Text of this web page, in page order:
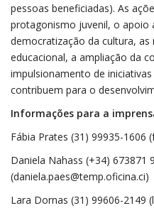
pessoas beneficiadas). As
protagonismo juvenil, o apoio
democratização da cultura,
educacional, a ampliação da
impulsionamento de
contribuem para o
Informações para a
Fábia Prates (31) 99935-1606
Daniela Nahass (+34) 673871
(daniela.paes@temp.oficina.ci)
Lara Dornas (31) 99606-2149